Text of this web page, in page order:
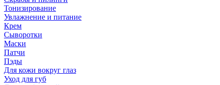
Тонизирование
Увлажнение и питание
Крем
Сыворотки
Маски
Патчи
Пэды
Для кожи вокруг глаз
Уход для губ